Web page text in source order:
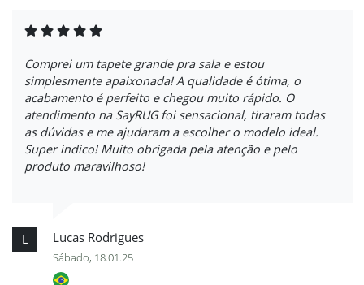
Comprei um tapete grande pra sala e estou
simplesmente apaixonada! A qualidade é ótima, o
acabamento é perfeito e chegou muito rápido. O
atendimento na SayRUG foi sensacional, tiraram todas
as dúvidas e me ajudaram a escolher o modelo ideal.
Super indico! Muito obrigada pela atenção e pelo
produto maravilhoso!
L Lucas Rodrigues
Sábado, 18.01.25